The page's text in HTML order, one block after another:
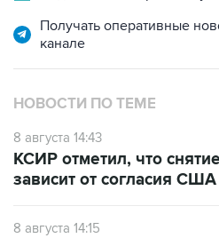
Получать оперативные
канале
НОВОСТИ ПО ТЕМЕ
8 августа 14:43
КСИР отметил, что
зависит от согласия
8 августа 14:15